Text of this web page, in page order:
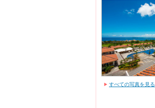
すべての写真を見る